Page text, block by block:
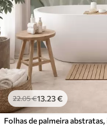
22.05€13 .23€